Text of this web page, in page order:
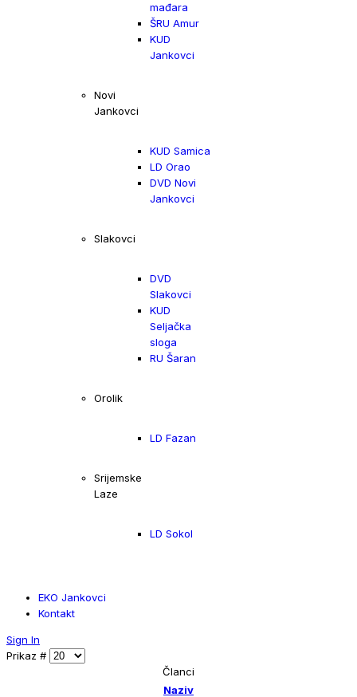
mađara
ŠRU Amur
KUD
Jankovci
Novi
Jankovci
KUD Samica
LD Orao
DVD Novi
Jankovci
Slakovci
DVD
Slakovci
KUD
Seljačka
sloga
RU Šaran
Orolik
LD Fazan
Srijemske
Laze
LD Sokol
EKO Jankovci
Kontakt
Sign In
Prikaz #
Članci
Naziv